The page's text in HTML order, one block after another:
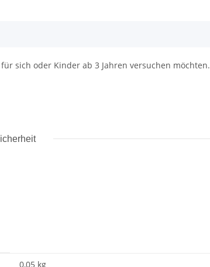
sich oder Kinder ab 3 Jahren versuchen möchten.
0,05 kg